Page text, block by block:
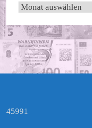
Archiv
45991